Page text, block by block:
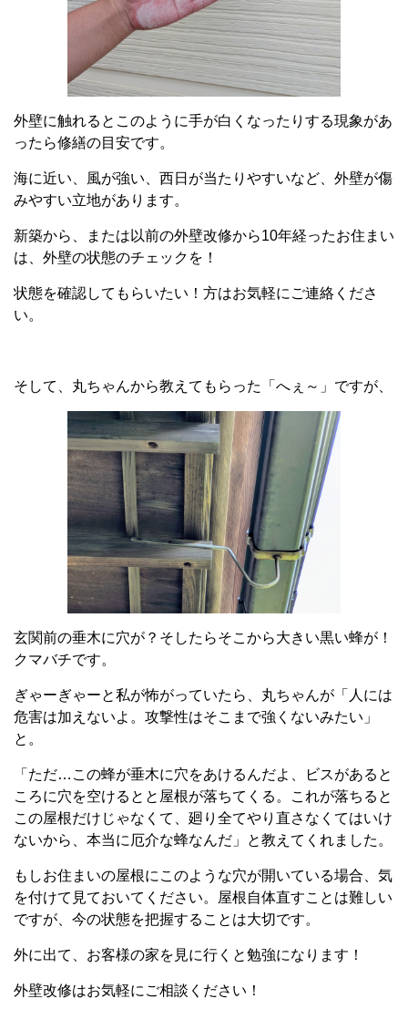
外壁に触れるとこのように手が白くなったりする現象があ
ったら修繕の目安です。
海に近い、風が強い、西日が当たりやすいなど、外壁が傷
みやすい立地があります。
新築から、または以前の外壁改修から10年経ったお住まい
は、外壁の状態のチェックを！
状態を確認してもらいたい！方はお気軽にご連絡くださ
い。
そして、丸ちゃんから教えてもらった「へぇ～」ですが、
玄関前の垂木に穴が？そしたらそこから大きい黒い蜂が！
クマバチです。
ぎゃーぎゃーと私が怖がっていたら、丸ちゃんが「人には
危害は加えないよ。攻撃性はそこまで強くないみたい」
と。
「ただ…この蜂が垂木に穴をあけるんだよ、ビスがあると
ころに穴を空けるとと屋根が落ちてくる。これが落ちると
この屋根だけじゃなくて、廻り全てやり直さなくてはいけ
ないから、本当に厄介な蜂なんだ」と教えてくれました。
もしお住まいの屋根にこのような穴が開いている場合、気
を付けて見ておいてください。屋根自体直すことは難しい
ですが、今の状態を把握することは大切です。
外に出て、お客様の家を見に行くと勉強になります！
外壁改修はお気軽にご相談ください！